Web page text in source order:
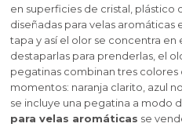
en superficies de cristal, plástico
diseñadas para velas aromáticas
tapa y así el olor se concentra en
destaparlas para prenderlas, el
pegatinas combinan tres
momentos: naranja clarito, azul
se incluye una pegatina a modo
para velas aromáticas se